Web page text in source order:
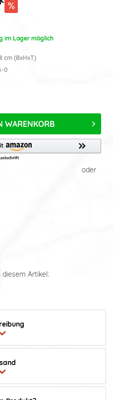
im Lager möglich
cm (BxHxT)
0
WARENKORB
oder
diesem Artikel: